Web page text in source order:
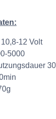
12 Volt
5000